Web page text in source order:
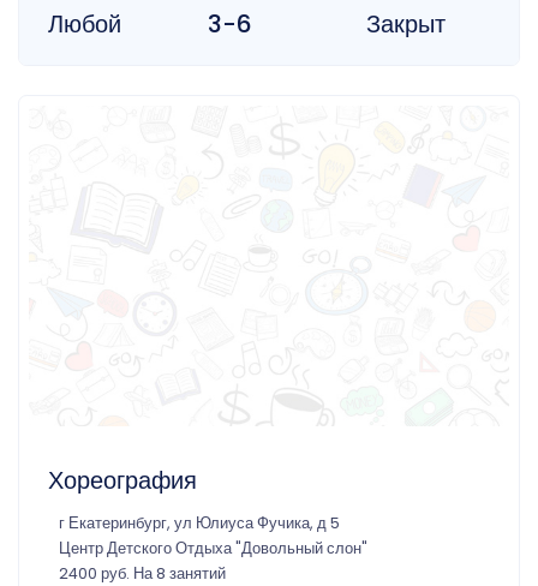
Любой 3-6 Закрыт
Хореография
г Екатеринбург, ул Юлиуса Фучика, д 5
Центр Детского Отдыха "Довольный слон"
2400 руб. На 8 занятий